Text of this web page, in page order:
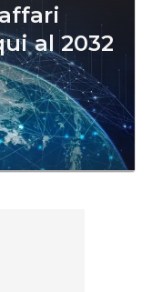
al 2032